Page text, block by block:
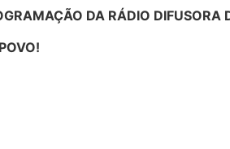
DA RÁDIO DIFUSORA